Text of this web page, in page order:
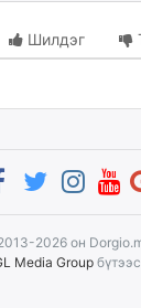
Шилдэг
2026 он
Media Group